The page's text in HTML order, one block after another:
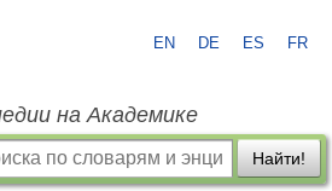
EN DE ES FR
на Академике
Найти!